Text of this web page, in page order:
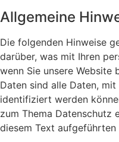
Allgemeine
Die folgenden Hinweise
darüber, was mit Ihren
wenn Sie unsere Website
Daten sind alle Daten,
identifiziert werden
zum Thema Datenschutz
diesem Text